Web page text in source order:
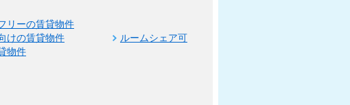
リーの賃貸物件
けの賃貸物件
ルームシェア可
物件